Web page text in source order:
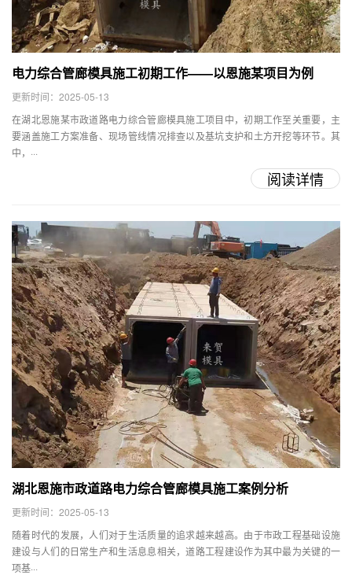
电力综合管廊模具施工初期工作——以恩施某项目为例
更新时间：2025-05-13
在湖北恩施某市政道路电力综合管廊模具施工项目中，初期工作至关重要，主
要涵盖施工方案准备、现场管线情况排查以及基坑支护和土方开挖等环节。其
中，···
阅读详情
湖北恩施市政道路电力综合管廊模具施工案例分析
更新时间：2025-05-13
随着时代的发展，人们对于生活质量的追求越来越高。由于市政工程基础设施
建设与人们的日常生产和生活息息相关，道路工程建设作为其中最为关键的一
项基···